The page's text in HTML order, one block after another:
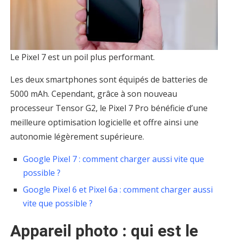
Le Pixel 7 est un poil plus performant.
Les deux smartphones sont équipés de batteries de
5000 mAh. Cependant, grâce à son nouveau
processeur Tensor G2, le Pixel 7 Pro bénéficie d’une
meilleure optimisation logicielle et offre ainsi une
autonomie légèrement supérieure.
Google Pixel 7 : comment charger aussi vite que
possible ?
Google Pixel 6 et Pixel 6a : comment charger aussi
vite que possible ?
Appareil photo : qui est le